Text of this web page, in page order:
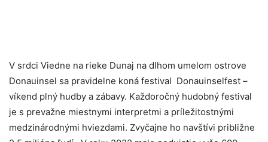
V srdci Viedne na rieke Dunaj na dlhom umelom ostrove
Donauinsel sa pravidelne koná festival Donauinselfest –
víkend plný hudby a zábavy. Každoročný hudobný festival
je s prevažne miestnymi interpretmi a príležitostnými
medzinárodnými hviezdami. Zvyčajne ho navštívi približne